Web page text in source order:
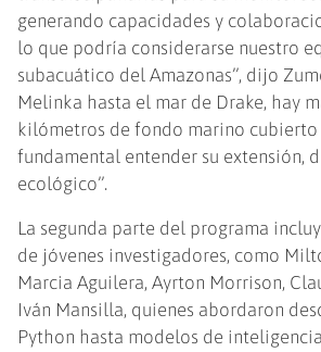
generando capacidades y
lo que podría considerarse nuestro
subacuático del Amazonas”, dijo
Melinka hasta el mar de Drake, hay
kilómetros de fondo marino cubierto
fundamental entender su extensión,
ecológico”.
La segunda parte del programa
de jóvenes investigadores, como
Marcia Aguilera, Ayrton Morrison,
Iván Mansilla, quienes abordaron
Python hasta modelos de